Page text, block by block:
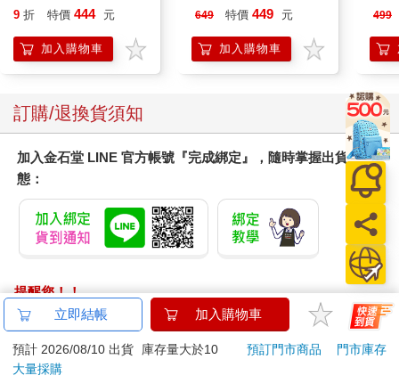
Stories in 1 Book.
9 折 特價 444 元
加入購物車
649 特價 449 元
加入購物車
499
訂購/退換貨須知
加入金石堂 LINE 官方帳號『完成綁定』，隨時掌握出貨動
態：
提醒您！！
金石堂及銀行均不會請您操作ATM! 如接獲電話要求您前往
ATM提款機，請不要聽從指示，以免受騙上當！
退換貨須知：
立即結帳 加入購物車
預計 2026/08/10 出貨 庫存量大於10 預訂門市商品
門市庫存
大量採購